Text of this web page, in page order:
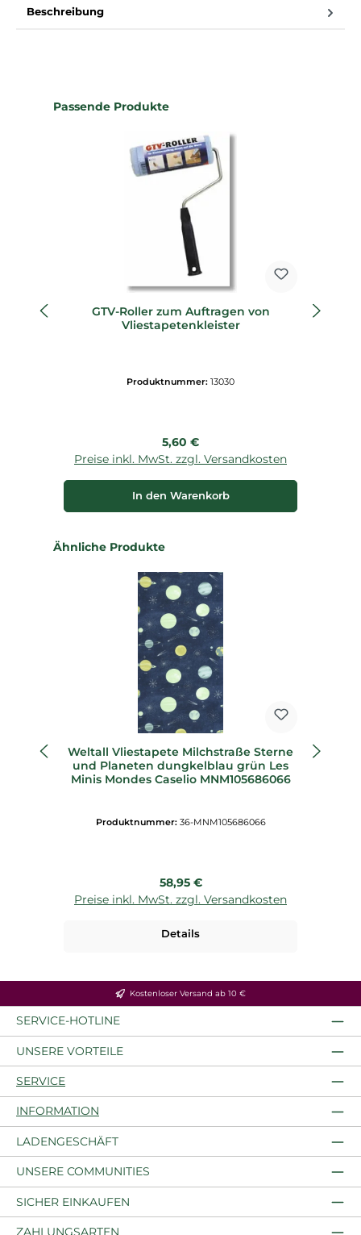
Beschreibung
Produktgalerie überspringen
Passende Produkte
GTV-Roller zum Auftragen von
Vliestapetenkleister
Produktnummer: 13030
Regulärer Preis:
5,60 €
Preise inkl. MwSt. zzgl. Versandkosten
In den Warenkorb
Produktgalerie überspringen
Ähnliche Produkte
Weltall Vliestapete Milchstraße Sterne
und Planeten dungkelblau grün Les
Minis Mondes Caselio MNM105686066
Produktnummer: 36-MNM105686066
Regulärer Preis:
58,95 €
Preise inkl. MwSt. zzgl. Versandkosten
Details
Kostenloser Versand ab 10 €
SERVICE-HOTLINE
UNSERE VORTEILE
SERVICE
INFORMATION
LADENGESCHÄFT
UNSERE COMMUNITIES
SICHER EINKAUFEN
ZAHLUNGSARTEN